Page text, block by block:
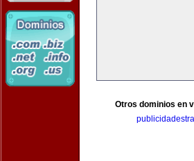
Otros dominios en